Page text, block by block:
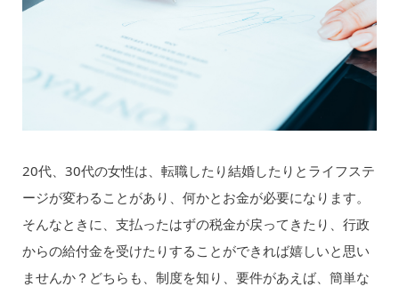
20代、30代の女性は、転職したり結婚したりとライフステ
ージが変わることがあり、何かとお金が必要になります。
そんなときに、支払ったはずの税金が戻ってきたり、行政
からの給付金を受けたりすることができれば嬉しいと思い
ませんか？どちらも、制度を知り、要件があえば、簡単な